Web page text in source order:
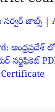
జాబ్స్ |
సర్టిఫికెట్
Certificate